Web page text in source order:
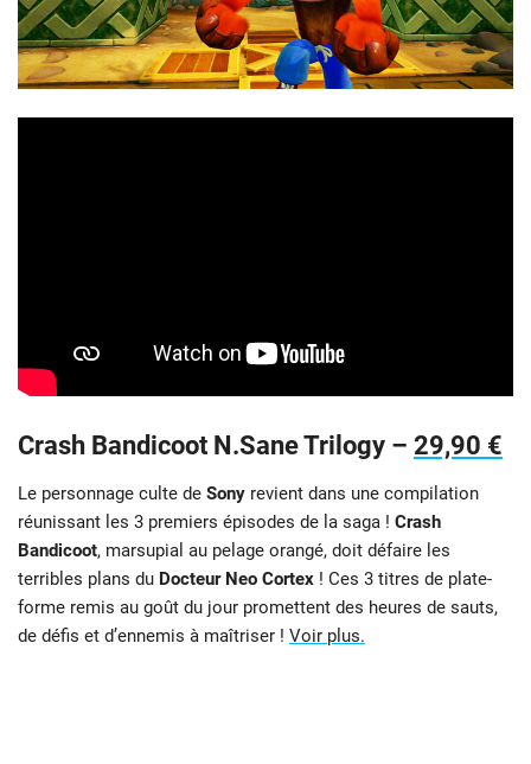
Crash Bandicoot N.Sane Trilogy – 29,90 €
Le personnage culte de Sony revient dans une compilation
réunissant les 3 premiers épisodes de la saga ! Crash
Bandicoot, marsupial au pelage orangé, doit défaire les
terribles plans du Docteur Neo Cortex ! Ces 3 titres de plate-
forme remis au goût du jour promettent des heures de sauts,
de défis et d’ennemis à maîtriser ! Voir plus.